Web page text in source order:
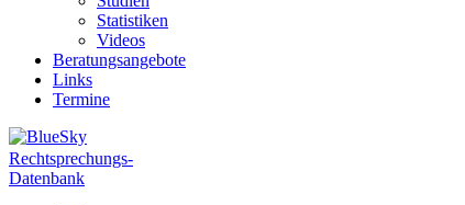
Statistiken
Videos
Beratungsangebote
Links
Termine
Rechtsprechungs-
Datenbank